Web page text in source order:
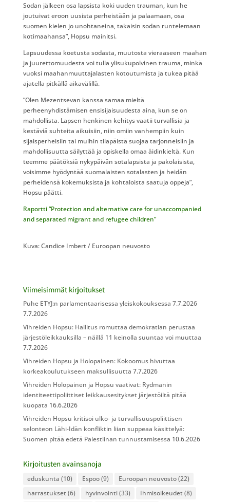
Sodan jälkeen osa lapsista koki uuden trauman, kun he
joutuivat eroon uusista perheistään ja palaamaan, osa
suomen kielen jo unohtaneina, takaisin sodan runtelemaan
kotimaahansa”, Hopsu mainitsi.
Lapsuudessa koetusta sodasta, muutosta vieraaseen maahan
ja juurettomuudesta voi tulla ylisukupolvinen trauma, minkä
vuoksi maahanmuuttajalasten kotoutumista ja tukea pitää
ajatella pitkällä aikavälillä.
”Olen Mezentsevan kanssa samaa mieltä
perheenyhdistämisen ensisijaisuudesta aina, kun se on
mahdollista. Lapsen henkinen kehitys vaatii turvallisia ja
kestäviä suhteita aikuisiin, niin omiin vanhempiin kuin
sijaisperheisiin tai muihin tilapäistä suojaa tarjonneisiin ja
mahdollisuutta säilyttää ja opiskella omaa äidinkieltä. Kun
teemme päätöksiä nykypäivän sotalapsista ja pakolaisista,
voisimme hyödyntää suomalaisten sotalasten ja heidän
perheidensä kokemuksista ja kohtaloista saatuja oppeja”,
Hopsu päätti.​
Raportti “Protection and alternative care for unaccompanied
and separated migrant and refugee children”​
​Kuva: Candice Imbert / Euroopan neuvosto
Viimeisimmät kirjoitukset
Puhe ETYJ:n parlamentaarisessa yleiskokouksessa 7.7.2026
7.7.2026
Vihreiden Hopsu: Hallitus romuttaa demokratian perustaa
järjestöleikkauksilla – näillä 11 keinolla suuntaa voi muuttaa
7.7.2026
Vihreiden Hopsu ja Holopainen: Kokoomus hivuttaa
korkeakoulutukseen maksullisuutta 7.7.2026
Vihreiden Holopainen ja Hopsu vaativat: Rydmanin
identiteettipoliittiset leikkausesitykset järjestöiltä pitää
kuopata 16.6.2026
Vihreiden Hopsu kritisoi ulko- ja turvallisuuspoliittisen
selonteon Lähi-Idän konfliktin liian suppeaa käsittelyä:
Suomen pitää edetä Palestiinan tunnustamisessa 10.6.2026
Kirjoitusten avainsanoja
eduskunta (10) Espoo(9) Euroopan neuvosto(22)
harrastukset (6) hyvinvointi(33) Ihmisoikeudet (8)